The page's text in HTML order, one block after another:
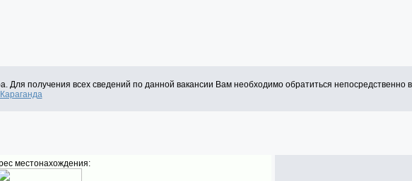
Для получения всех сведений по данной вакансии Вам необходимо обратиться
местонахождения: